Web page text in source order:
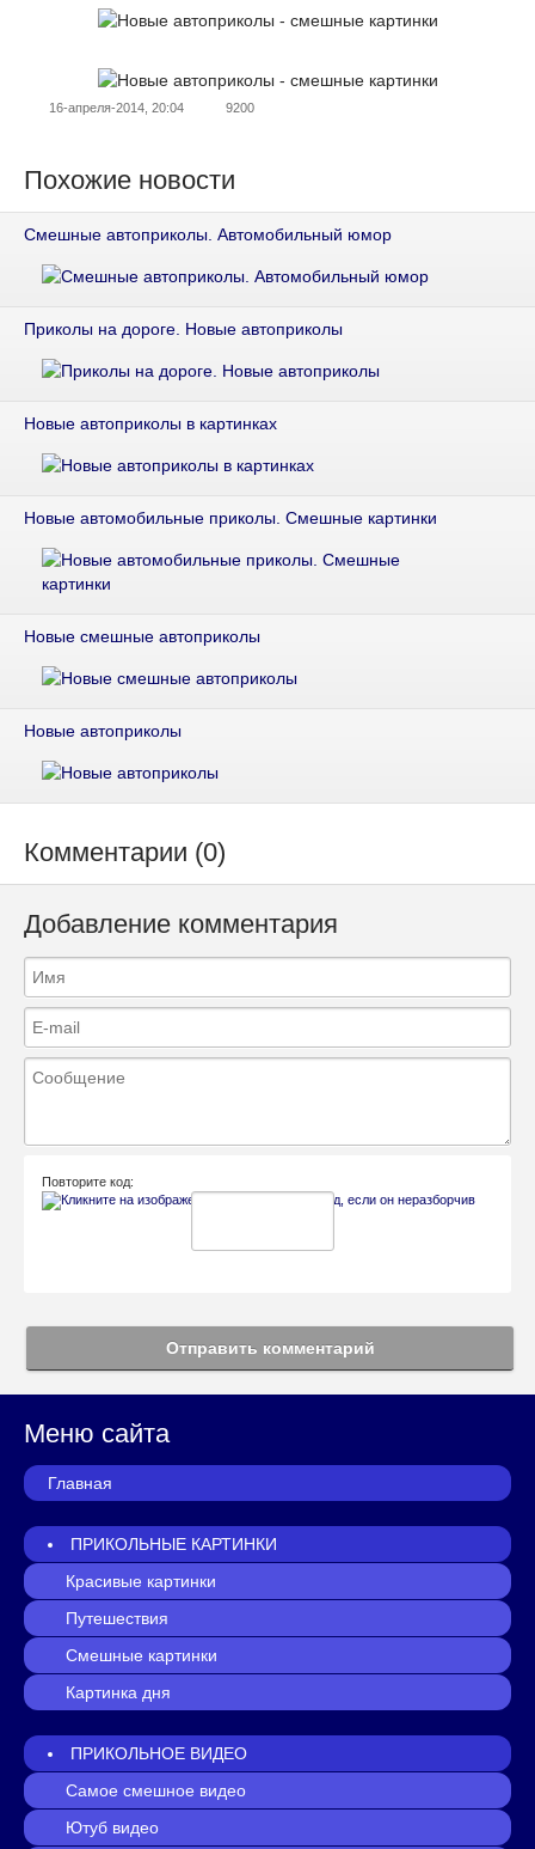
16-апреля-2014, 20:04 9200
Похожие новости
Смешные автоприколы. Автомобильный юмор
Приколы на дороге. Новые автоприколы
Новые автоприколы в картинках
Новые автомобильные приколы. Смешные картинки
Новые смешные автоприколы
Новые автоприколы
Комментарии (0)
Добавление комментария
Повторите код:
Отправить комментарий
Меню сайта
Главная
ПРИКОЛЬНЫЕ КАРТИНКИ
Красивые картинки
Путешествия
Смешные картинки
Картинка дня
ПРИКОЛЬНОЕ ВИДЕО
Самое смешное видео
Ютуб видео